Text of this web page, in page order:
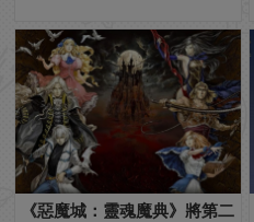
《惡魔城：靈魂魔典》將第二